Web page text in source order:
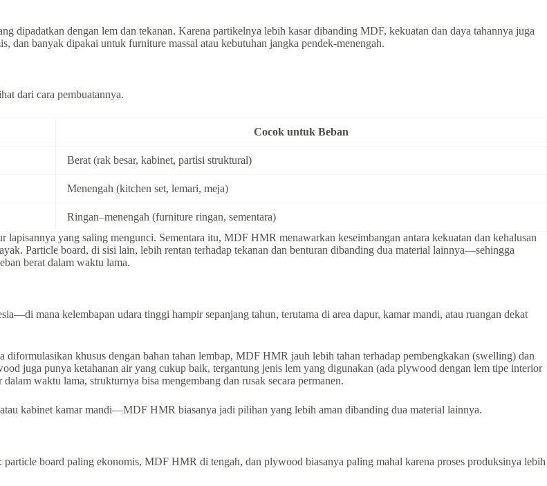
dipadatkan dengan lem dan tekanan. Karena partikelnya lebih kasar dibanding MDF, kekuatan dan daya tahannya juga
banyak dipakai untuk furniture massal atau kebutuhan jangka pendek-menengah.
dari cara pembuatannya.
Cocok untuk Beban
Berat (rak besar, kabinet, partisi struktural)
Menengah (kitchen set, lemari, meja)
Ringan–menengah (furniture ringan, sementara)
yang saling mengunci. Sementara itu, MDF HMR menawarkan keseimbangan antara kekuatan dan kehalusan
Particle board, di sisi lain, lebih rentan terhadap tekanan dan benturan dibanding dua material lainnya—sehingga
berat dalam waktu lama.
mana kelembapan udara tinggi hampir sepanjang tahun, terutama di area dapur, kamar mandi, atau ruangan dekat
diformulasikan khusus dengan bahan tahan lembap, MDF HMR jauh lebih tahan terhadap pembengkakan (swelling) dan
juga punya ketahanan air yang cukup baik, tergantung jenis lem yang digunakan (ada plywood dengan lem tipe interior
waktu lama, strukturnya bisa mengembang dan rusak secara permanen.
kabinet kamar mandi—MDF HMR biasanya jadi pilihan yang lebih aman dibanding dua material lainnya.
board paling ekonomis, MDF HMR di tengah, dan plywood biasanya paling mahal karena proses produksinya lebih